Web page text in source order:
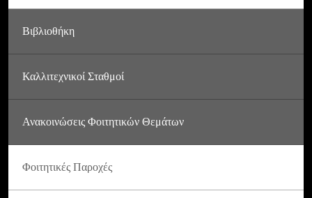
Βιβλιοθήκη
Καλλιτεχνικοί Σταθμοί
Ανακοινώσεις Φοιτητικών Θεμάτων
Φοιτητικές Παροχές